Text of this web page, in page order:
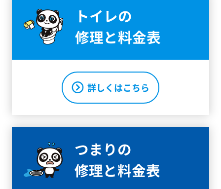
トイレの
修理と料金表
詳しくはこちら
つまりの
修理と料金表